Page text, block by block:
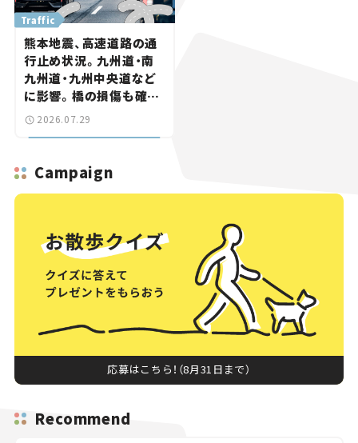
Traffic
熊本地震、高速道路の通
行止め状況。九州道・南
九州道・九州中央道など
に影響。橋の損傷も確認
【道路のニュース】
2026.07.29
Campaign
応募はこちら！（8月31日まで）
Recommend